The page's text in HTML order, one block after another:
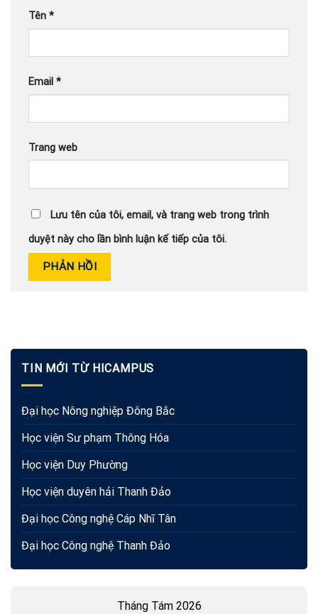
Tên *
Email *
Trang web
Lưu tên của tôi, email, và trang web trong trình
duyệt này cho lần bình luận kế tiếp của tôi.
TIN MỚI TỪ HICAMPUS
Đại học Nông nghiệp Đông Bắc
Học viện Sư phạm Thông Hóa
Học viện Duy Phường
Học viện duyên hải Thanh Đảo
Đại học Công nghệ Cáp Nhĩ Tân
Đại học Công nghệ Thanh Đảo
Tháng Tám 2026